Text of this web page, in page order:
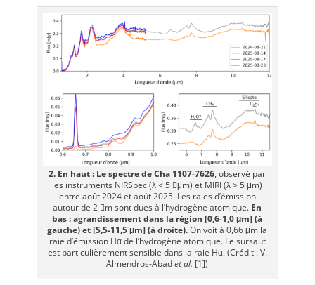
2. En haut : Le spectre de Cha 1107-7626, observé par
les instruments NIRSpec (λ < 5 μm) et MIRI (λ > 5 μm)
entre août 2024 et août 2025. Les raies d’émission
autour de 2 m sont dues à l’hydrogène atomique. En
bas : agrandissement dans la région [0,6-1,0 μm] (à
gauche) et [5,5-11,5 μm] (à droite).On voit à 0,66 μm la
raie d’émission Hα de l’hydrogène atomique. Le sursaut
est particulièrement sensible dans la raie Hα. (Crédit : V.
Almendros-Abadet al. [1])